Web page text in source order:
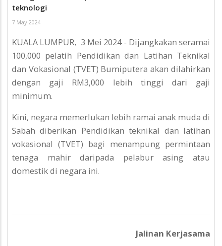
teknologi
7 May 2024
KUALA LUMPUR, 3 Mei 2024 - Dijangkakan seramai
100,000 pelatih Pendidikan dan Latihan Teknikal
dan Vokasional (TVET) Bumiputera akan dilahirkan
dengan gaji RM3,000 lebih tinggi dari gaji
minimum.
Kini, negara memerlukan lebih ramai anak muda di
Sabah diberikan Pendidikan teknikal dan latihan
vokasional (TVET) bagi menampung permintaan
tenaga mahir daripada pelabur asing atau
domestik di negara ini.
Jalinan Kerjasama